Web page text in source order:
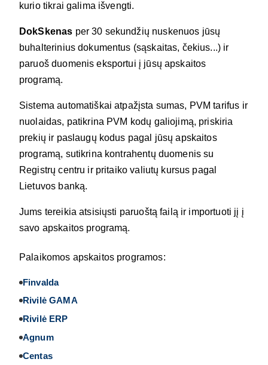
kurio tikrai galima išvengti.
DokSkenas per 30 sekundžių nuskenuos jūsų
buhalterinius dokumentus (sąskaitas, čekius...) ir
paruoš duomenis eksportui į jūsų apskaitos
programą.
Sistema automatiškai atpažįsta sumas, PVM tarifus ir
nuolaidas, patikrina PVM kodų galiojimą, priskiria
prekių ir paslaugų kodus pagal jūsų apskaitos
programą, sutikrina kontrahentų duomenis su
Registrų centru ir pritaiko valiutų kursus pagal
Lietuvos banką.
Jums tereikia atsisiųsti paruoštą failą ir importuoti jį į
savo apskaitos programą.
Palaikomos apskaitos programos:
Finvalda
Rivilė GAMA
Rivilė ERP
Agnum
Centas